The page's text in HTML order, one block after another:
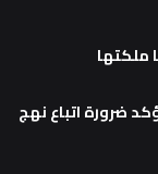
ملكتها
ضرورة اتباع نهج